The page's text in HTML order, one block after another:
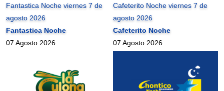
Fantastica Noche viernes 7 de
agosto 2026
Fantastica Noche
07 Agosto 2026
Cafeterito Noche viernes 7 de
agosto 2026
Cafeterito Noche
07 Agosto 2026